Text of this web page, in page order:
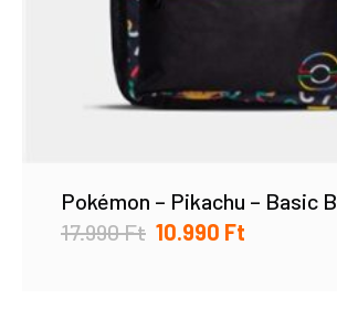
Pokémon – Pikachu – Basic
17.990Ft 10.990 Ft